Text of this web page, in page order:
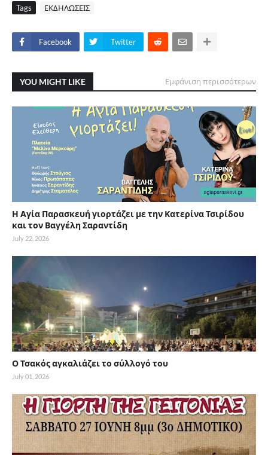
Tags ΕΚΔΗΛΩΣΕΙΣ
Facebook Twitter
YOU MIGHT LIKE Εμφάνιση περισσότερων
Η Αγία Παρασκευή γιορτάζει με την Κατερίνα Τσιρίδου
και τον Βαγγέλη Σαραντίδη
July 22, 2026
Ο Τσακός αγκαλιάζει το σύλλογό του
July 01, 2026